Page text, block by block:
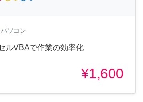
ソコン
ルVBAで作業の効率化
¥1,600